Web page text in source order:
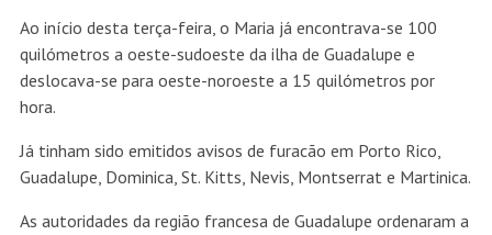
Ao início desta terça-feira, o Maria já encontrava-se 100
quilómetros a oeste-sudoeste da ilha de Guadalupe e
deslocava-se para oeste-noroeste a 15 quilómetros por
hora.
Já tinham sido emitidos avisos de furacão em Porto Rico,
Guadalupe, Dominica, St. Kitts, Nevis, Montserrat e Martinica.
As autoridades da região francesa de Guadalupe ordenaram a